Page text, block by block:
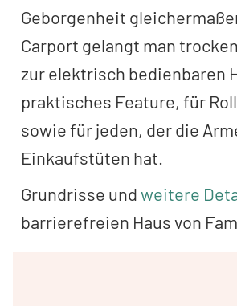
Geborgenheit
Carport gelangt man
zur elektrisch bedienbaren
praktisches Feature, für
sowie für jeden, der die
Einkaufstüten hat.
Grundrisse undweitere
barrierefreien Haus von